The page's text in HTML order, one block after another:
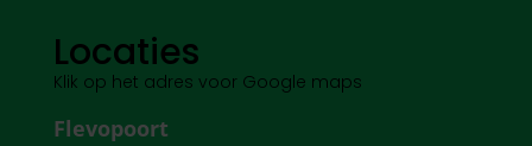
Locaties
Klik op het adres voor Google maps
Flevopoort